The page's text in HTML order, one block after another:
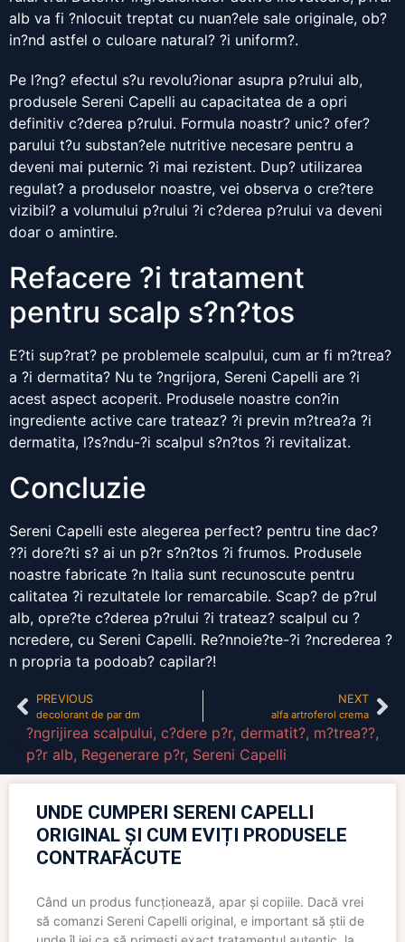
alb va fi ?nlocuit treptat cu nuan?ele sale originale, ob?
in?nd astfel o culoare natural? ?i uniform?.
Pe l?ng? efectul s?u revolu?ionar asupra p?rului alb,
produsele Sereni Capelli au capacitatea de a opri
definitiv c?derea p?rului. Formula noastr? unic? ofer?
parului t?u substan?ele nutritive necesare pentru a
deveni mai puternic ?i mai rezistent. Dup? utilizarea
regulat? a produselor noastre, vei observa o cre?tere
vizibil? a volumului p?rului ?i c?derea p?rului va deveni
doar o amintire.
Refacere ?i tratament
pentru scalp s?n?tos
E?ti sup?rat? pe problemele scalpului, cum ar fi m?trea?
a ?i dermatita? Nu te ?ngrijora, Sereni Capelli are ?i
acest aspect acoperit. Produsele noastre con?in
ingrediente active care trateaz? ?i previn m?trea?a ?i
dermatita, l?s?ndu-?i scalpul s?n?tos ?i revitalizat.
Concluzie
Sereni Capelli este alegerea perfect? pentru tine dac?
??i dore?ti s? ai un p?r s?n?tos ?i frumos. Produsele
noastre fabricate ?n Italia sunt recunoscute pentru
calitatea ?i rezultatele lor remarcabile. Scap? de p?rul
alb, opre?te c?derea p?rului ?i trateaz? scalpul cu ?
ncredere, cu Sereni Capelli. Re?nnoie?te-?i ?ncrederea ?
n propria ta podoab? capilar?!
PREVIOUS
decolorant de par dm
NEXT
alfa artroferol crema
?ngrijirea scalpului, c?dere p?r, dermatit?, m?trea??,
p?r alb, Regenerare p?r, Sereni Capelli
UNDE CUMPERI SERENI CAPELLI
ORIGINAL ȘI CUM EVIȚI PRODUSELE
CONTRAFĂCUTE
Când un produs funcționează, apar și copiile. Dacă vrei
să comanzi Sereni Capelli original, e important să știi de